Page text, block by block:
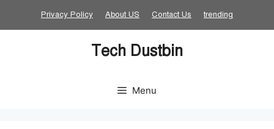
Privacy Policy About US Contact Us trending
Tech Dustbin
Menu